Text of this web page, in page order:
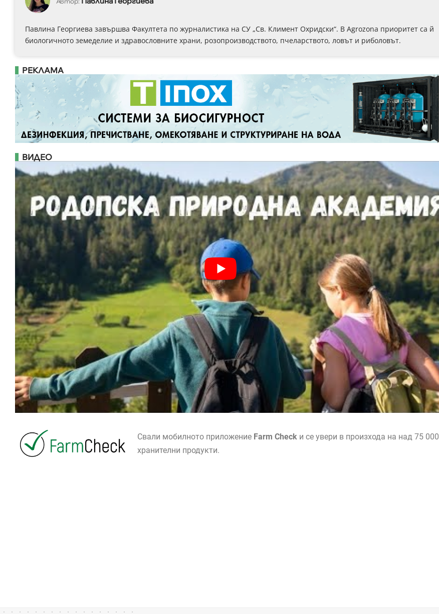
Павлина Георгиева завършва Факултета по журналистика на СУ „Св. Климент Охридски“. В Аgrozona приоритет са й
биологичното земеделие и здравословните храни, розопроизводството, пчеларството, ловът и риболовът.
РЕКЛАМА
ВИДЕО
Свали мобилното приложение Farm Checkи се увери в произхода на над 75 000
хранителни продукти.